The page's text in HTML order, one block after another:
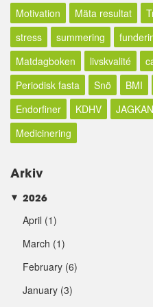
Motivation Mäta resultat
stress
summering
Matdagboken
livskvalité
Periodisk fasta
Snö BMI
Endorfiner
KDHV JAGKAN
Medicinering
Arkiv
► 2026
April (1)
March (1)
February (6)
January (3)